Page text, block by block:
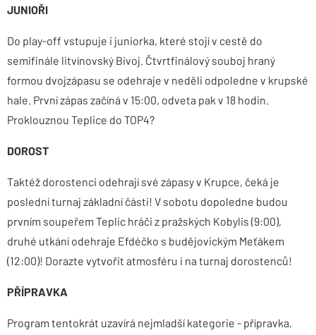
JUNIOŘI
Do play-off vstupuje i juniorka, které stojí v cestě do
semifinále litvínovský Bivoj. Čtvrtfinálový souboj hraný
formou dvojzápasu se odehraje v neděli odpoledne v krupské
hale. První zápas začíná v 15:00, odveta pak v 18 hodin.
Proklouznou Teplice do TOP4?
DOROST
Taktéž dorostenci odehrají své zápasy v Krupce, čeká je
poslední turnaj základní části! V sobotu dopoledne budou
prvním soupeřem Teplic hráči z pražských Kobylis (9:00),
druhé utkání odehraje Efdéčko s budějovickým Meťákem
(12:00)! Dorazte vytvořit atmosféru i na turnaj dorostenců!
PŘÍPRAVKA
Program tentokrát uzavírá nejmladší kategorie - přípravka,